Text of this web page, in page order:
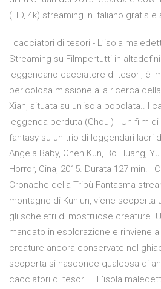
(HD, 4k) streaming in Italiano gratis
I cacciatori di tesori - L’isola
Streaming su Filmpertutti in
leggendario cacciatore di tesori, è
pericolosa missione alla ricerca
Xian, situata su un'isola popolata.. I
leggenda perduta (Ghoul) - Un film di
fantasy su un trio di leggendari ladri
Angela Baby, Chen Kun, Bo Huang,
Horror, Cina, 2015. Durata 127 min. I
Cronache della Tribù Fantasma
montagne di Kunlun, viene scoperta
gli scheletri di mostruose creature.
mandato in esplorazione e rinviene
creature ancora conservate nel
scoperta si nasconde qualcosa di
cacciatori di tesori – L’isola